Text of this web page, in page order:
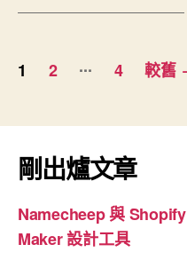
文
分
頁
1 2 ... 4 較舊
剛出爐文章
Namecheep 與
Maker 設計工具